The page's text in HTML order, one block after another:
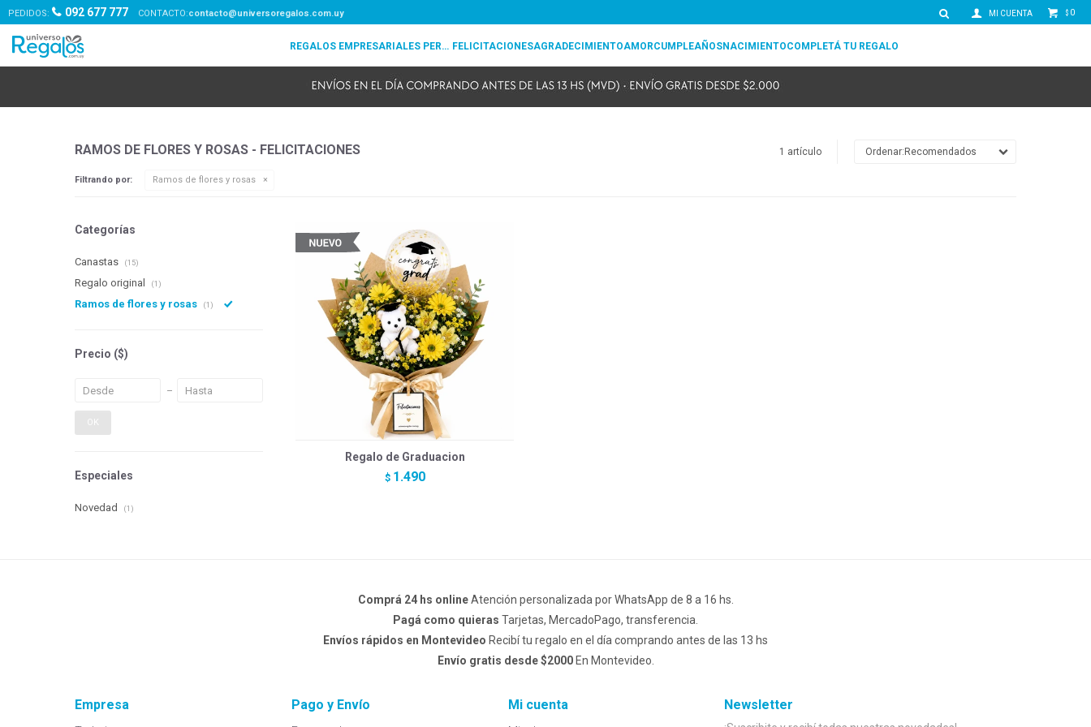
REGALOS EMPRESARIALES PERSONALIZADOS FELICITACIONESAGRADECIMIENTOAMORCUMPLEAÑOSNACIMIENTOCOMPLETÁ TU REGALO
$ 0
PEDIDOS: 092 677 777 contacto@universoregalos.com.uy
RAMOS DE FLORES Y ROSAS - FELICITACIONES 1 artículo Recomendados
Filtrando por: Ramos de flores y rosas
Regalo de Graduacion
$ 1.490
Categorías
Canastas (15)
Regalo original (1)
Ramos de flores y rosas (1)
Precio ($)
OK
Especiales
Novedad (1)
Comprá 24 hs onlineAtención personalizada por WhatsApp de 8 a 16 hs.
Pagá como quieras Tarjetas, MercadoPago, transferencia.
Envíos rápidos en Montevideo Recibí tu regalo en el día comprando antes de las 13 hs
Envío gratis desde $2000En Montevideo.
Empresa Pago y Envío Mi cuenta Newsletter